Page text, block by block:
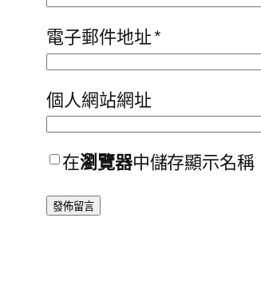
電子郵件地址*
個人網站網址
在瀏覽器中儲存顯示名